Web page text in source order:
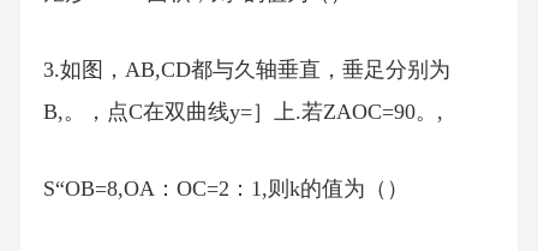
3.如图，AB,CD都与久轴垂直，垂足分别为
B,。，点C在双曲线y=］上.若ZAOC=90。,
S“OB=8,OA：OC=2：1,则k的值为（）